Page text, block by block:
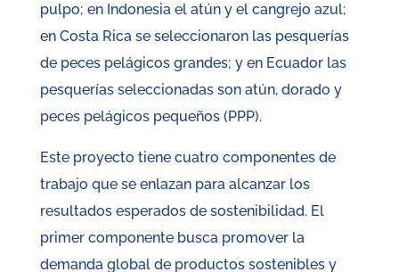
pulpo; en Indonesia el atún y el cangrejo azul;
en Costa Rica se seleccionaron las pesquerías
de peces pelágicos grandes; y en Ecuador las
pesquerías seleccionadas son atún, dorado y
peces pelágicos pequeños (PPP).
Este proyecto tiene cuatro componentes de
trabajo que se enlazan para alcanzar los
resultados esperados de sostenibilidad. El
primer componente busca promover la
demanda global de productos sostenibles y